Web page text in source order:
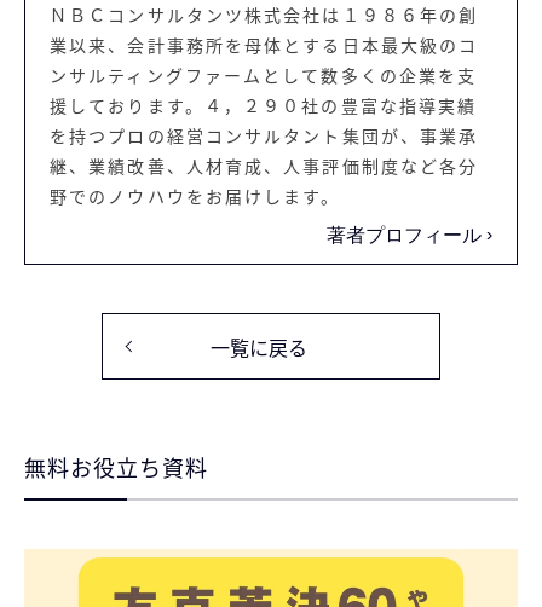
ＮＢＣコンサルタンツ株式会社は１９８６年の創
業以来、会計事務所を母体とする日本最大級のコ
ンサルティングファームとして数多くの企業を支
援しております。４，２９０社の豊富な指導実績
を持つプロの経営コンサルタント集団が、事業承
継、業績改善、人材育成、人事評価制度など各分
野でのノウハウをお届けします。
著者プロフィール
一覧に戻る
無料お役立ち資料